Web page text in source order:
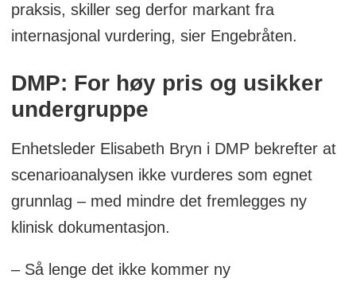
beslutningene fra NICE er sentrale for om
en behandling tas i bruk i Storbritannia.
praksis, skiller seg derfor markant fra
internasjonal vurdering, sier Engebråten.
DMP: For høy pris og usikker
undergruppe
Enhetsleder Elisabeth Bryn i DMP bekrefter at
scenarioanalysen ikke vurderes som egnet
grunnlag – med mindre det fremlegges ny
klinisk dokumentasjon.
– Så lenge det ikke kommer ny